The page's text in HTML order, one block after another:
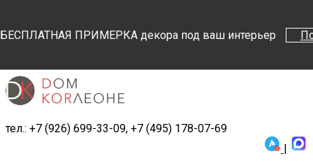
БЕСПЛАТНАЯ ПРИМЕРКА декора под ваш интерьер
тел.: +7 (926) 699-33-09, +7 (495) 178-07-69
|